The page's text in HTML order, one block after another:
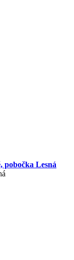
pobočka Lesná